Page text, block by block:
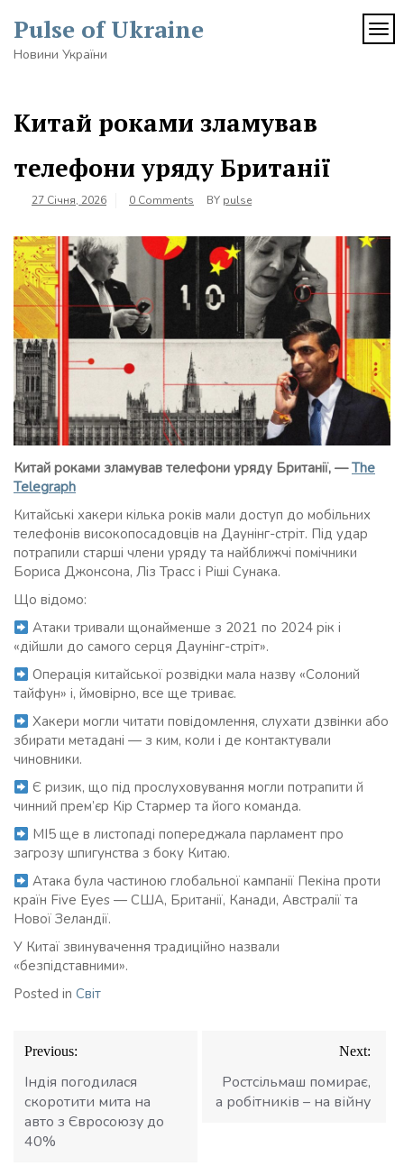
content
Pulse of Ukraine
Новини України
Китай роками зламував
телефони уряду Британії
27 Січня, 2026 0 Comments BY pulse
Китай роками зламував телефони уряду Британії, —The
Telegraph
Китайські хакери кілька років мали доступ до мобільних
телефонів високопосадовців на Даунінг-стріт. Під удар
потрапили старші члени уряду та найближчі помічники
Бориса Джонсона, Ліз Трасс і Ріші Сунака.
Що відомо:
Атаки тривали щонайменше з 2021 по 2024 рік і
«дійшли до самого серця Даунінг-стріт».
Операція китайської розвідки мала назву «Солоний
тайфун» і, ймовірно, все ще триває.
Хакери могли читати повідомлення, слухати дзвінки або
збирати метадані — з ким, коли і де контактували
чиновники.
Є ризик, що під прослуховування могли потрапити й
чинний прем’єр Кір Стармер та його команда.
MI5 ще в листопаді попереджала парламент про
загрозу шпигунства з боку Китаю.
Атака була частиною глобальної кампанії Пекіна проти
країн Five Eyes — США, Британії, Канади, Австралії та
Нової Зеландії.
У Китаї звинувачення традиційно назвали
«безпідставними».
Posted in Світ
Навігація
записів
Previous:
Індія погодилася
скоротити мита на
авто з Євросоюзу до
40%
Next:
Ростсільмаш помирає,
а робітників – на війну